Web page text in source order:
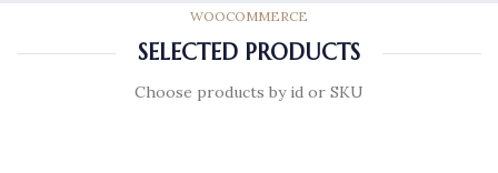
WOOCOMMERCE
SELECTED PRODUCTS
Choose products by id or SKU